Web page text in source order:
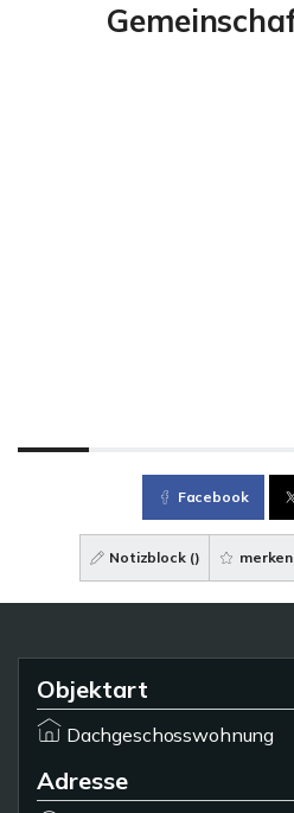
Facebook
Notizblock () merken
Objektart
Dachgeschosswohnung
Adresse